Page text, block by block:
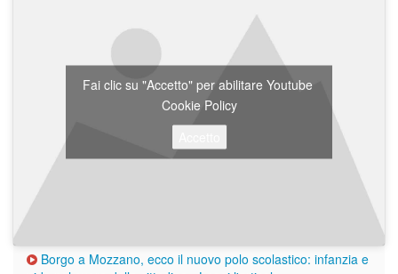
Fai clic su "Accetto" per abilitare Youtube
Cookie Policy
Borgo a Mozzano, ecco il nuovo polo scolastico: infanzia e